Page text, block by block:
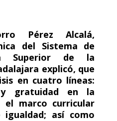
Pérez Alcalá,
del Sistema de
Superior de la
explicó, que
en cuatro líneas:
y gratuidad en la
el marco curricular
igualdad; así como